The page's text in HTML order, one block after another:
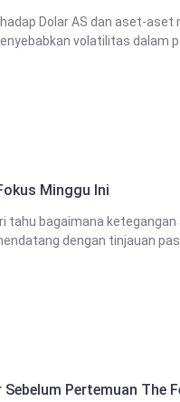
Dolar AS dan aset-aset
volatilitas dalam
Minggu Ini
tahu bagaimana
dengan tinjauan
Pertemuan The